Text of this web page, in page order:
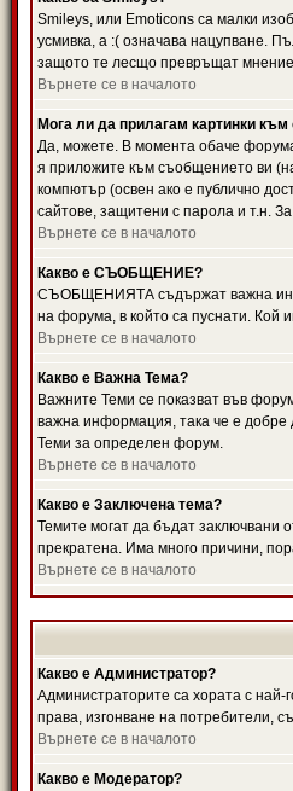
Smileys, или Emoticons са малки
усмивка, а :( означава нацупване.
защото те лесщо превръщат
Върнете се в началото
Мога ли да прилагам картинки
Да, можете. В момента обаче
я приложите към съобщението ви
компютър (освен ако е публично
сайтове, защитени с парола и т.н.
Върнете се в началото
Какво е СЪОБЩЕНИЕ?
СЪОБЩЕНИЯТА съдържат важна
на форума, в който са пуснати.
Върнете се в началото
Какво е Важна Тема?
Важните Теми се показват във
важна информация, така че е
Теми за определен форум.
Върнете се в началото
Какво е Заключена тема?
Темите могат да бъдат заключвани
прекратена. Има много причини,
Върнете се в началото
Какво е Администратор?
Администраторите са хората с най-
права, изгонване на потребители,
Върнете се в началото
Какво е Модератор?